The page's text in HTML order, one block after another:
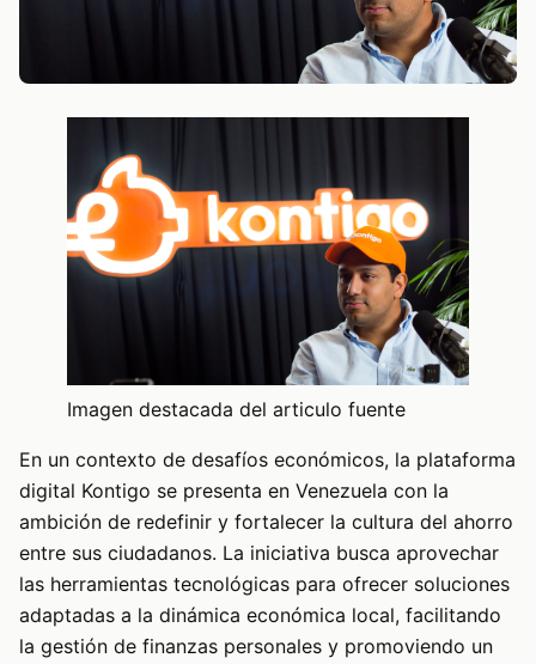
Imagen destacada del articulo fuente
En un contexto de desafíos económicos, la plataforma
digital Kontigo se presenta en Venezuela con la
ambición de redefinir y fortalecer la cultura del ahorro
entre sus ciudadanos. La iniciativa busca aprovechar
las herramientas tecnológicas para ofrecer soluciones
adaptadas a la dinámica económica local, facilitando
la gestión de finanzas personales y promoviendo un